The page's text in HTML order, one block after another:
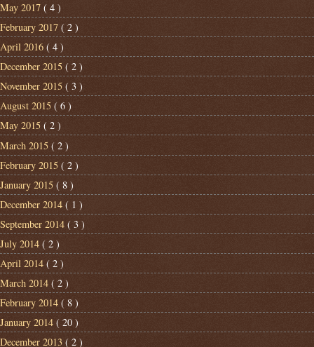
May 2017 ( 4 )
February 2017 ( 2 )
April 2016 ( 4 )
December 2015 ( 2 )
November 2015 ( 3 )
August 2015 ( 6 )
May 2015 ( 2 )
March 2015 ( 2 )
February 2015 ( 2 )
January 2015 ( 8 )
December 2014 ( 1 )
September 2014 ( 3 )
July 2014 ( 2 )
April 2014 ( 2 )
March 2014 ( 2 )
February 2014 ( 8 )
January 2014 ( 20 )
December 2013 ( 2 )